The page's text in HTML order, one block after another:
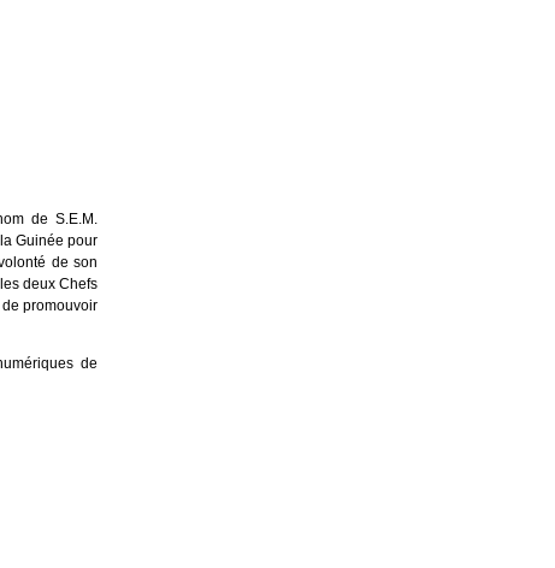
de S.E.M.
Guinée pour
de son
deux Chefs
promouvoir
de